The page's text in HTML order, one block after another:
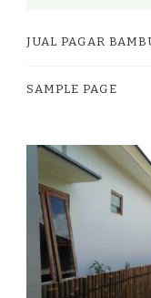
JUAL PAGAR
SAMPLE PAGE